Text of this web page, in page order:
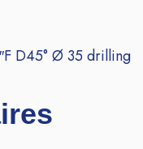
D45° Ø 35 drilling